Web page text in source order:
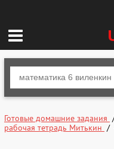
Готовые домашние задания
рабочая тетрадь Митькин